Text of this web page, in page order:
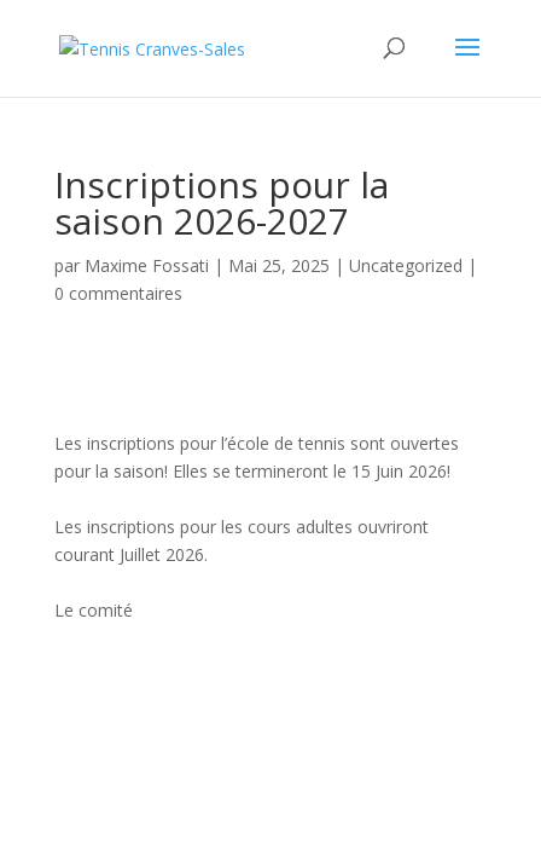
Inscriptions pour la
saison 2026-2027
par Maxime Fossati | Mai 25, 2025 | Uncategorized |
0 commentaires
Les inscriptions pour l’école de tennis sont ouvertes
pour la saison! Elles se termineront le 15 Juin 2026!
Les inscriptions pour les cours adultes ouvriront
courant Juillet 2026.
Le comité